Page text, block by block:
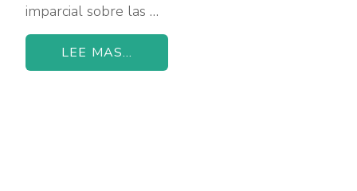
imparcial sobre las …
LEE MAS...